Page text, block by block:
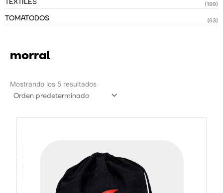
(199)
TOMATODOS (63)
morral
Mostrando los 5 resultados